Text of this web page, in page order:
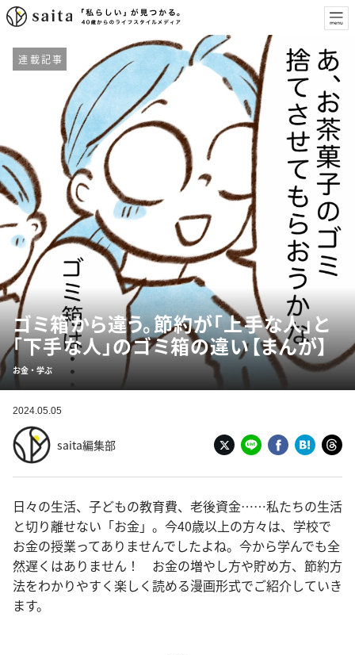
連載記事
ゴミ箱から違う。節約が「上手な人」と
「下手な人」のゴミ箱の違い【まんが】
お金・学ぶ
2024.05.05
saita編集部
日々の生活、子どもの教育費、老後資金……私たちの生活
と切り離せない「お金」。今40歳以上の方々は、学校で
お金の授業ってありませんでしたよね。今から学んでも全
然遅くはありません！ お金の増やし方や貯め方、節約方
法をわかりやすく楽しく読める漫画形式でご紹介していき
ます。